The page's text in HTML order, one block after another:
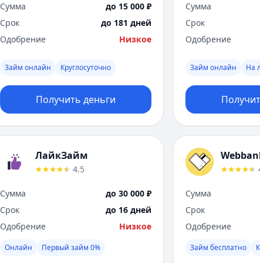
Сумма
до 15 000 ₽
Срок
до 181 дней
Одобрение
Низкое
Займ онлайн Круглосуточно
Получить деньги
Сумма
Срок
Одобрение
Займ онлайн На
ЛайкЗайм
4.5
Сумма
до 30 000 ₽
Срок
до 16 дней
Одобрение
Низкое
Онлайн Первый займ 0%
Сумма
Срок
Одобрение
Займ бесплатно